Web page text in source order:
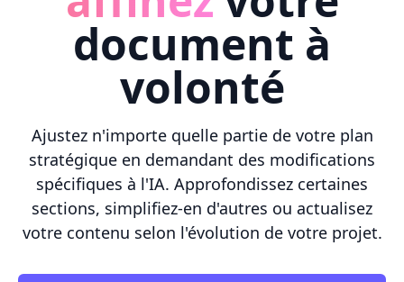
document à
volonté
Ajustez n'importe quelle partie de votre plan
stratégique en demandant des modifications
spécifiques à l'IA. Approfondissez certaines
sections, simplifiez-en d'autres ou actualisez
votre contenu selon l'évolution de votre projet.